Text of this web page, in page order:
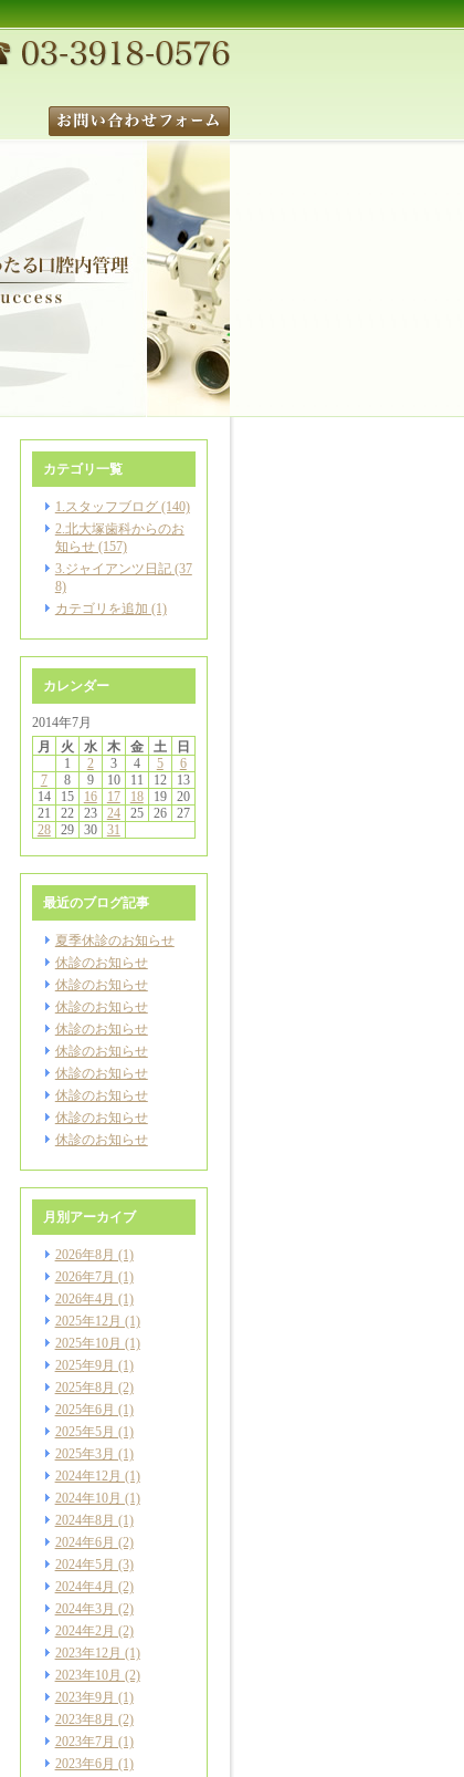
カテゴリ一覧
1.スタッフブログ (140)
2.北大塚歯科からのお
知らせ (157)
3.ジャイアンツ日記 (37
8)
カテゴリを追加 (1)
カレンダー
2014年7月
月
火 水 木 金 土
日
1
2 3 4 5
6
7
8 9 10 11 12
13
14
15 16 17 18 19
20
21
22 23 24 25 26
27
28
29 30 31
最近のブログ記事
夏季休診のお知らせ
休診のお知らせ
休診のお知らせ
休診のお知らせ
休診のお知らせ
休診のお知らせ
休診のお知らせ
休診のお知らせ
休診のお知らせ
休診のお知らせ
月別アーカイブ
2026年8月 (1)
2026年7月 (1)
2026年4月 (1)
2025年12月 (1)
2025年10月 (1)
2025年9月 (1)
2025年8月 (2)
2025年6月 (1)
2025年5月 (1)
2025年3月 (1)
2024年12月 (1)
2024年10月 (1)
2024年8月 (1)
2024年6月 (2)
2024年5月 (3)
2024年4月 (2)
2024年3月 (2)
2024年2月 (2)
2023年12月 (1)
2023年10月 (2)
2023年9月 (1)
2023年8月 (2)
2023年7月 (1)
2023年6月 (1)